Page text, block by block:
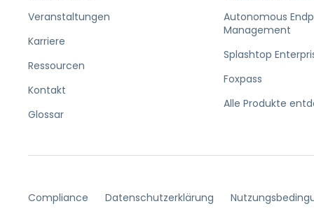
Veranstaltungen
Karriere
Ressourcen
Kontakt
Glossar
Autonomous
Management
Splashtop
Foxpass
Alle Produkte
Compliance Datenschutzerklärung